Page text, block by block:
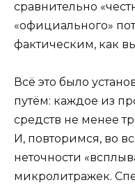
сравнительно
«официального»
фактическим, как
Всё это было
путём: каждое из
средств не менее
И, повторимся, во
неточности
микролитражек.